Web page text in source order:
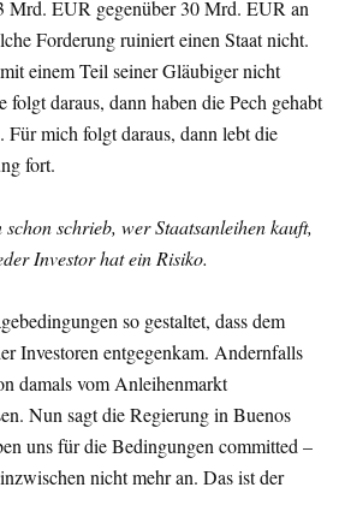
Mrd. EUR gegenüber 30 Mrd. EUR an
Forderung ruiniert einen Staat nicht.
einem Teil seiner Gläubiger nicht
folgt daraus, dann haben die Pech gehabt
Für mich folgt daraus, dann lebt die
fort.
schon schrieb, wer Staatsanleihen kauft,
Investor hat ein Risiko.
so gestaltet, dass dem
Investoren entgegenkam. Andernfalls
damals vom Anleihenmarkt
Nun sagt die Regierung in Buenos
uns für die Bedingungen committed –
nicht mehr an. Das ist der